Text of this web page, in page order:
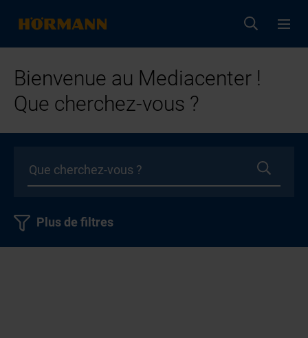
Bienvenue au Mediacenter !
Que cherchez-vous ?
Plus de filtres